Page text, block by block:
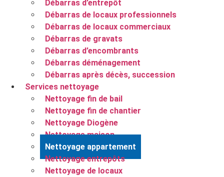
Débarras d’entrepôt
Débarras de locaux professionnels
Débarras de locaux commerciaux
Débarras de gravats
Débarras d’encombrants
Débarras déménagement
Débarras après décès, succession
Services nettoyage
Nettoyage fin de bail
Nettoyage fin de chantier
Nettoyage Diogène
Nettoyage maison
Nettoyage appartement
Nettoyage entrepôts
Nettoyage de locaux